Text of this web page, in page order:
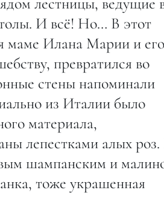
И всё! Но… В этот
маме Илана Марии и его
превратился во
стены напоминали
из Италии было
материала,
лепестками алых
шампанским и
тоже украшенная